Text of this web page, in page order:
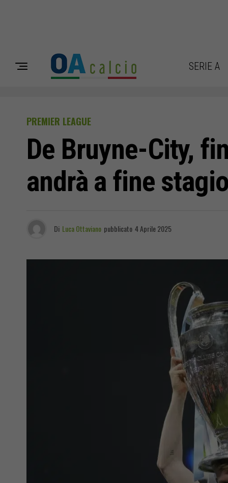
SERIE A
PREMIER LEAGUE
De Bruyne-City,
andrà a fine
Di Luca Ottaviano pubblicato 4 Aprile 2025